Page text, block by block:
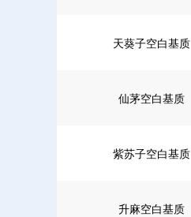
天葵子空白基质
仙茅空白基质
紫苏子空白基质
升麻空白基质